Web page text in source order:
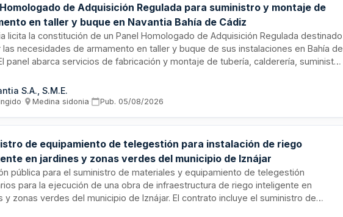
de Adquisición Regulada para suministro y montaje de
en taller y buque en Navantia Bahía de Cádiz
licita la constitución de un Panel Homologado de Adquisición Regulada destinado
las necesidades de armamento en taller y buque de sus instalaciones en Bahía de
panel abarca servicios de fabricación y montaje de tubería, calderería, suministro
montaje de elementos y equipos especializados. Las empresas adjudicadas
participar en sucesivos contratos específicos conforme a los requisitos de
S.A., S.M.E.
· Medina sidonia· Pub. 05/08/2026
de equipamiento de telegestión para instalación de riego
en jardines y zonas verdes del municipio de Iznájar
pública para el suministro de materiales y equipamiento de telegestión
para la ejecución de una obra de infraestructura de riego inteligente en
y zonas verdes del municipio de Iznájar. El contrato incluye el suministro de